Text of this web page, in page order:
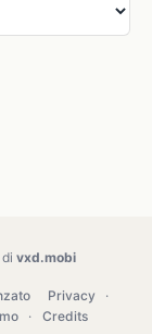
vxd.mobi
Privacy
·
· Credits